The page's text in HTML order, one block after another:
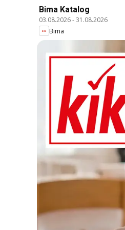
Bima Katalog
03.08.2026-31.08.2026
Bima